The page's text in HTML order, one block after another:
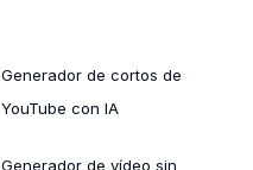
Generador de cortos de
YouTube con IA
Generador de vídeo sin